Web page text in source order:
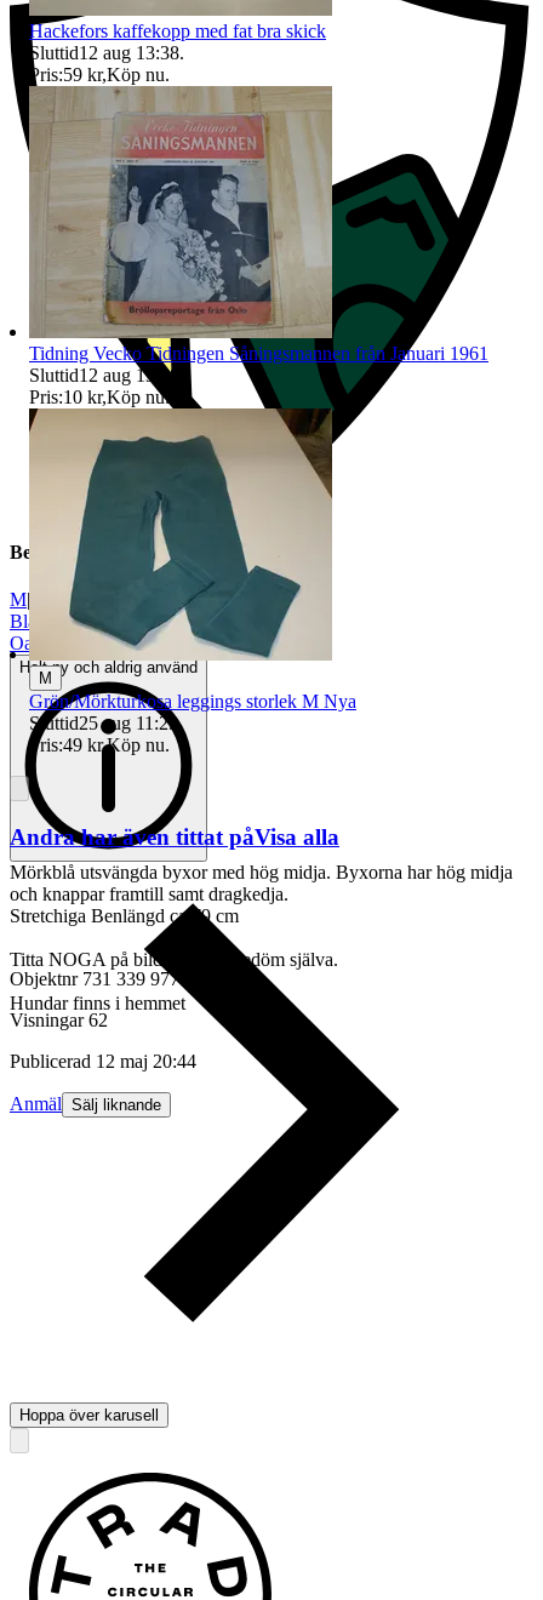
Beskrivning
M|
Blå
Oanvänt
Helt ny och aldrig använd
Mörkblå utsvängda byxor med hög midja. Byxorna har hög midja
och knappar framtill samt dragkedja.
Stretchiga Benlängd ca 79 cm
Titta NOGA på bilderna och bedöm själva.
Hundar finns i hemmet
Objektnr 731 339 977
Visningar 62
Publicerad 12 maj 20:44
Anmäl Sälj liknande
Hackefors kaffekopp med fat bra skick
Sluttid12 aug 13:38.
Pris:59 kr,Köp nu.
Tidning Vecko Tidningen Såningsmannen från Januari 1961
Sluttid12 aug 13:38
Pris:10 kr,Köp nu.
M
Grön/Mörkturkosa leggings storlek M Nya
Sluttid25 aug 11:29.
Pris:49 kr,Köp nu.
Andra har även tittat påVisa alla
Hoppa över karusell